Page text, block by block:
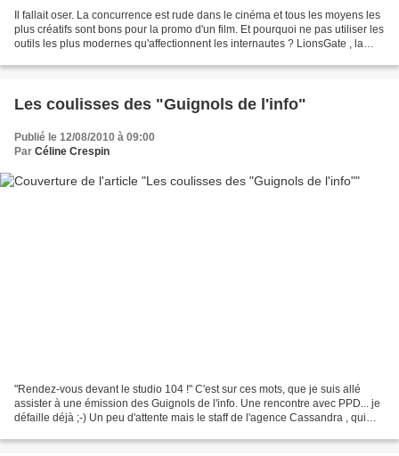
Il fallait oser. La concurrence est rude dans le cinéma et tous les moyens les
plus créatifs sont bons pour la promo d'un film. Et pourquoi ne pas utiliser les
outils les plus modernes qu'affectionnent les internautes ? LionsGate , la
Les coulisses des "Guignols de l'info"
Publié le 12/08/2010 à 09:00
Par Céline Crespin
"Rendez-vous devant le studio 104 !" C'est sur ces mots, que je suis allé
assister à une émission des Guignols de l'info. Une rencontre avec PPD... je
défaille déjà ;-) Un peu d'attente mais le staff de l'agence Cassandra , qui